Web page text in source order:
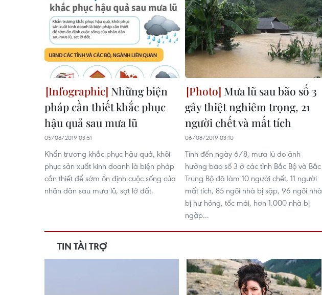
Những biện
pháp cần thiết khắc phục
hậu quả sau mưa lũ
05/08/2019 03:51
Khẩn trương khắc phục hậu quả, khôi
phục sản xuất kinh doanh là biện pháp
cần thiết để sớm ổn định cuộc sống của
nhân dân sau mưa lũ, sạt lở đất.
Mưa lũ sau bão số 3
gây thiệt nghiêm trọng, 21
người chết và mất tích
06/08/2019 03:10
Tính đến ngày 6/8, mưa lũ do ảnh
hưởng bão số 3 ở các tỉnh Bắc Bộ và Bắc
Trung Bộ đã làm 10 người chết, 11 người
mất tích, 85 ngôi nhà bị sập, 96 ngôi nhà
bị hư hỏng, tốc mái, hơn 1.000 nhà bị
ngập...